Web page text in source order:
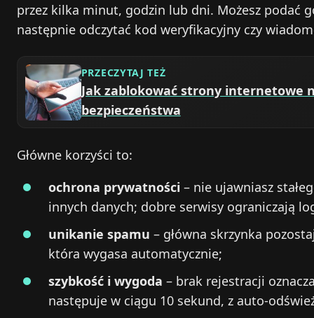
przez kilka minut, godzin lub dni. Możesz podać
następnie odczytać kod weryfikacyjny czy
PRZECZYTAJ TEŻ
Jak zablokować strony internetowe
bezpieczeństwa
Główne korzyści to:
ochrona prywatności – nie ujawniasz
innych danych; dobre serwisy ograniczają
unikanie spamu – główna skrzynka
która wygasa automatycznie;
szybkość i wygoda – brak rejestracji
następuje w ciągu 10 sekund, z